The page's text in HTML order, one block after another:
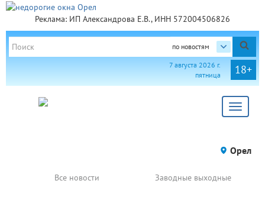
Реклама: ИП Александрова Е.В., ИНН 572004506826
по новостям
18+
7 августа 2026 г.
пятница
Toggle
Орел
Все новости Заводные выходные